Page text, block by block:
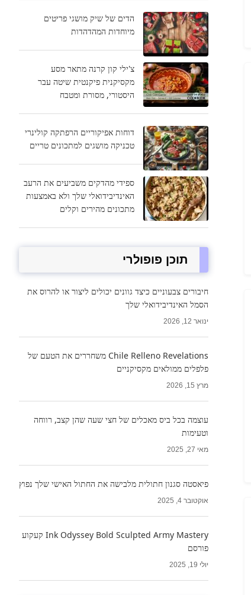
הדים של שיק מושגי פריטים
מיוחדות המהדהדות
צ'ילי קון קרנה מתאר מסע
מקסיקנית פיקנטית שיטה עבר
היסטורי, מסורת ומטבח
דוחות אפיקוריים הרפתקה קולינרי
טכניקה מושגים למתכונים טריים
ספידי מהדקים משביעים את הרעב
האינדיבידואלי שלך ולא באמצעות
מתכונים מהירים וקלים
תוכן פופולרי
חיבורים צבעוניים כיצד גוונים יכולים ליצור או להרוס את
הסמל האינדיבידואלי שלך
ינואר 12, 2026
Chile Relleno Revelations משחררים את הטעם של
פלפלים ממולאים מקסיקניים
מרץ 15, 2026
עוצמה בכל ביס מאכלים של חצי שעה שהן קצב, רווחה
וטעימות
מאי 27, 2025
פיאסטה סגנון חתולית מלבישה את החתול האישי שלך נפוץ
אוקטובר 4, 2025
Ink Odyssey Bold Sculpted Army Mastery קעקוע
פורסם
יולי 19, 2025